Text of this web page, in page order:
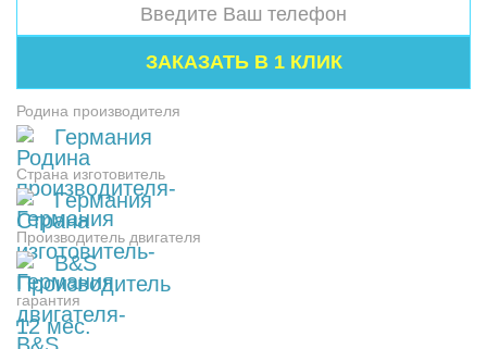
Родина производителя
Германия
Страна изготовитель
Германия
Производитель двигателя
B&S
гарантия
12 мес.